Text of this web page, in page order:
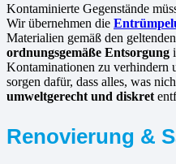
Kontaminierte Gegenstände
Wir übernehmen die
Materialien gemäß den
ordnungsgemäße Entsorgung
Kontaminationen zu verhindern
sorgen dafür, dass alles, was
umweltgerecht und diskret
Renovierung &